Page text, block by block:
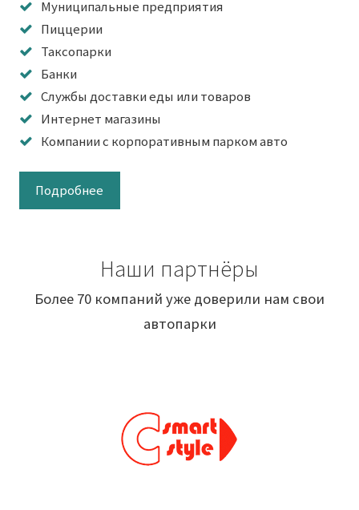
Муниципальные предприятия
Пиццерии
Таксопарки
Банки
Службы доставки еды или товаров
Интернет магазины
Компании с корпоративным парком авто
Подробнее
Наши партнёры
Более 70 компаний уже доверили нам свои
автопарки